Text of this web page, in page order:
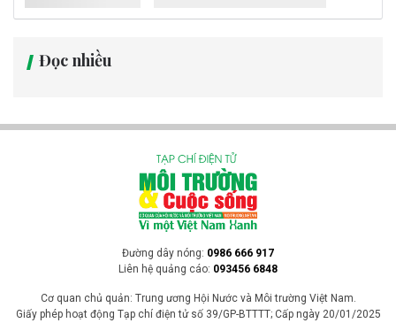
Đọc nhiều
Đường dây nóng: 0986 666 917
Liên hệ quảng cáo: 093456 6848
Cơ quan chủ quản: Trung ương Hội Nước và Môi trường Việt Nam.
Giấy phép hoạt động Tạp chí điện tử số 39/GP-BTTTT; Cấp ngày 20/01/2025